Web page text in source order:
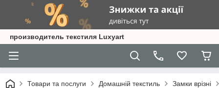
производитель текстиля Luxyart
Товари та послуги Домашній текстиль Замки врізні